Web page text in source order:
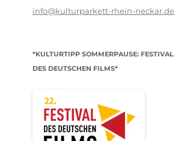
info@kulturparkett-rhein-neckar.de
*KULTURTIPP SOMMERPAUSE: FESTIVAL
DES DEUTSCHEN FILMS*